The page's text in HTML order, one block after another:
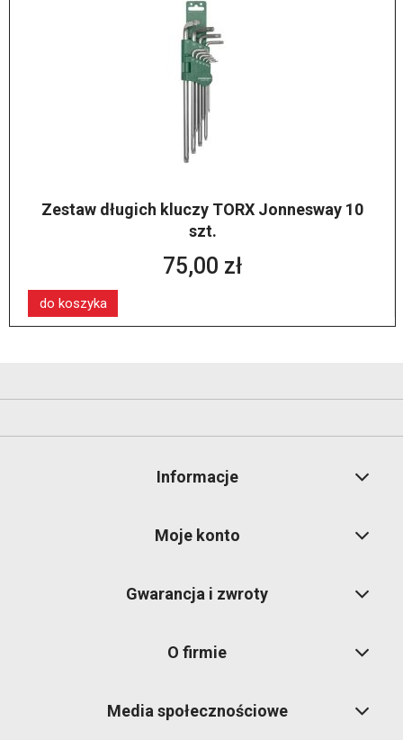
Zestaw długich kluczy TORX Jonnesway 10
szt.
75,00 zł
do koszyka
Informacje
Moje konto
Gwarancja i zwroty
O firmie
Media społecznościowe